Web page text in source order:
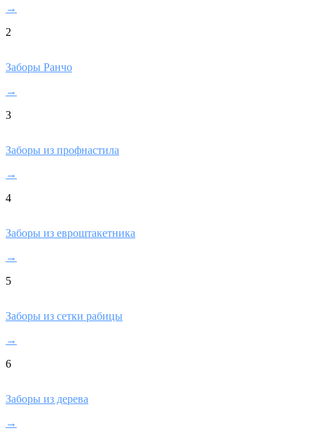
→
2
Заборы Ранчо
→
3
Заборы из профнастила
→
4
Заборы из евроштакетника
→
5
Заборы из сетки рабицы
→
6
Заборы из дерева
→